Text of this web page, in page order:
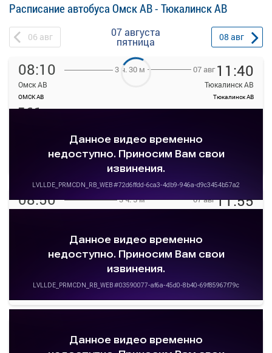
Расписание автобуса Омск АВ - Тюкалинск АВ
06 авг 07 августа
пятница 08 авг
08:10
Омск АВ
ОМСК АВ
3 ч. 30 м 07 авг 11:40
Тюкалинск АВ
Тюкалинск АВ
Детали рейса
Подробнее
561
08:50 3 ч. 5 м 07 авг11:55
Детали рейса
Подробнее
15 свободных мест
Выбрать